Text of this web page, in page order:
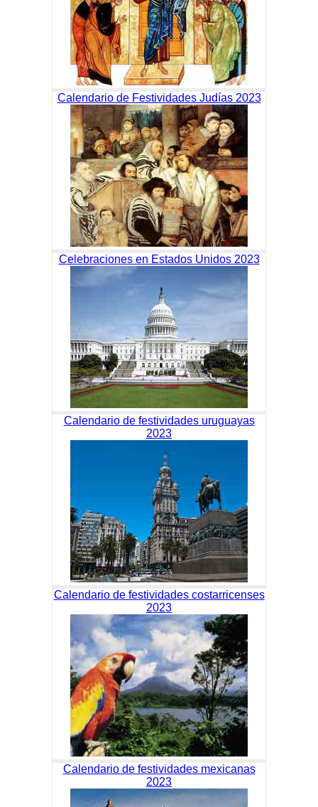
Calendario de Festividades Judías 2023
Celebraciones en Estados Unidos 2023
Calendario de festividades uruguayas
2023
Calendario de festividades costarricenses
2023
Calendario de festividades mexicanas
2023